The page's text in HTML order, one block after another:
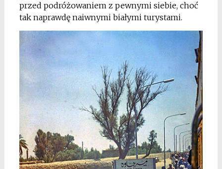
przed podróżowaniem z pewnymi siebie, choć
tak naprawdę naiwnymi białymi turystami.